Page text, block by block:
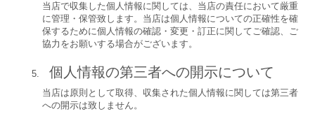
当店で収集した個人情報に関しては、当店の責任において厳重
に管理・保管致します。当店は個人情報についての正確性を確
保するために個人情報の確認・変更・訂正に関してご確認、ご
協力をお願いする場合がございます。
個人情報の第三者への開示について
当店は原則として取得、収集された個人情報に関しては第三者
への開示は致しません。